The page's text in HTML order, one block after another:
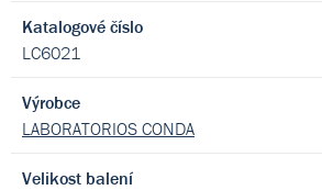
Katalogové číslo
LC6021
Výrobce
LABORATORIOS CONDA
Velikost balení